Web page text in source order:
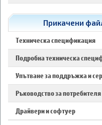
Прикачени
Техническа спецификация
Подробна техническа
Упътване за поддръжка и
Ръководство за потребителя
Драйвери и софтуер